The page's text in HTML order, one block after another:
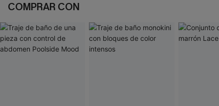
COMPRAR CON